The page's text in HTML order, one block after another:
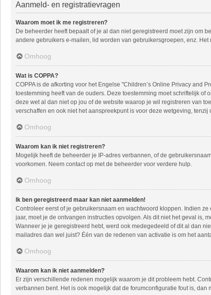
Aanmeld- en registratievragen
Waarom moet ik me registreren?
De beheerder heeft bepaalt of je al dan niet geregistreerd moet zijn om
andere gebruikers e-mailen, lid worden van gebruikersgroepen, enz.
Omhoog
Wat is COPPA?
COPPA is de afkorting voor het Engelse "Children’s Online Privacy and
toestemming heeft van de ouders. Deze toestemming moet schriftelijk
deze wet al dan niet op jou of de website waarop je wil registreren van
verschaffen en ook niet het aanspreekpunt is voor deze wetgeving, tenzij
Omhoog
Waarom kan ik niet registreren?
Mogelijk heeft de beheerder je IP-adres verbannen, of de
voorkomen. Neem contact op met de beheerder voor verdere hulp.
Omhoog
Ik ben geregistreerd maar kan niet aanmelden!
Controleer eerst of je gebruikersnaam en wachtwoord kloppen. Indien
jaar, moet je de ontvangen instructies opvolgen. Als dit niet het geval is,
Wanneer je je geregistreerd hebt, werd ook medegedeeld of dit al dan
mailadres dan wel juist? Één van de redenen van activatie is om het
Omhoog
Waarom kan ik niet aanmelden?
Er zijn verschillende redenen mogelijk waarom je dit probleem hebt.
verbannen bent. Het is ook mogelijk dat de forumconfiguratie fout is,